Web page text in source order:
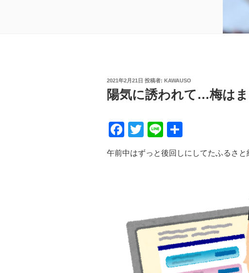
投
稿
日:
2021年2月21日 投稿者: KAWAUSO
陽気に誘われて…梅は
F
a
c
o
k
T
wi
tt
Li
n
e
有
午前中はずっと後回しにしてたふるさと